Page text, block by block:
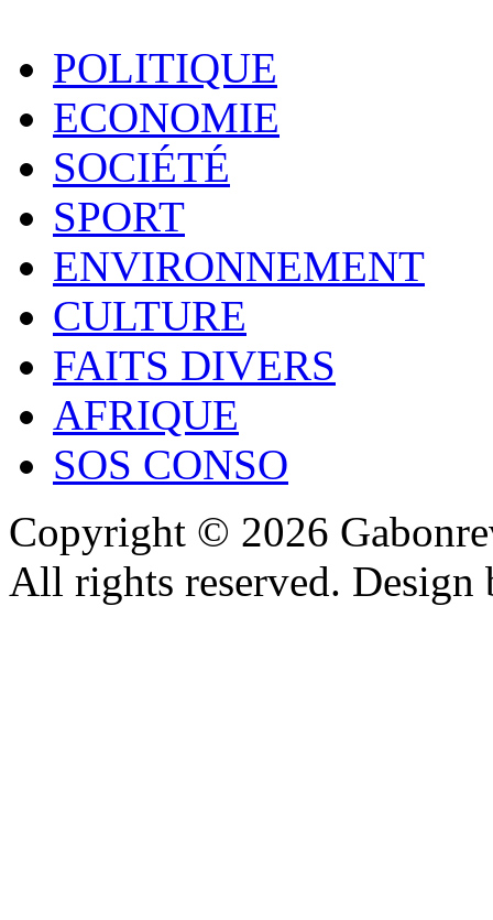
POLITIQUE
ECONOMIE
SOCIÉTÉ
SPORT
ENVIRONNEMENT
CULTURE
FAITS DIVERS
AFRIQUE
SOS CONSO
Copyright © 2026
All rights reserved.